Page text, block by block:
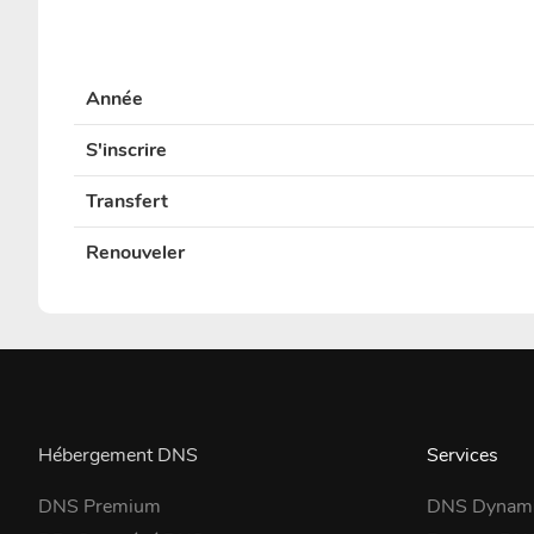
Année
S'inscrire
Transfert
Renouveler
Hébergement DNS
DNS Premium
Services
DNS